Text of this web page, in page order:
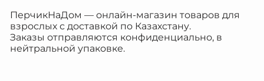
ПерчикНаДом — онлайн-магазин товаров для
взрослых с доставкой по Казахстану.
Заказы отправляются конфиденциально, в
нейтральной упаковке.